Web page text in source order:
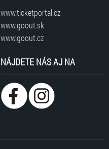
www.ticketportal.cz
www.goout.sk
www.goout.cz
NÁJDETE NÁS AJ NA